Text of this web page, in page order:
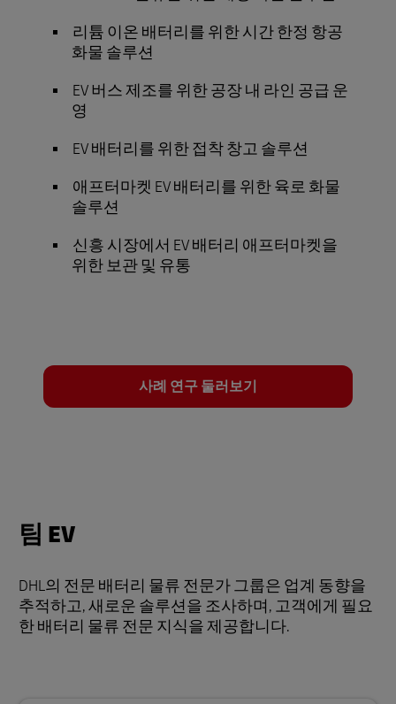
리튬 이온 배터리를 위한 시간 한정 항공
화물 솔루션
EV 버스 제조를 위한 공장 내 라인 공급 운
영
EV 배터리를 위한 접착 창고 솔루션
애프터마켓 EV 배터리를 위한 육로 화물
솔루션
신흥 시장에서 EV 배터리 애프터마켓을
위한 보관 및 유통
사례 연구 둘러보기
팀 EV
DHL의 전문 배터리 물류 전문가 그룹은 업계 동향을
추적하고, 새로운 솔루션을 조사하며, 고객에게 필요
한 배터리 물류 전문 지식을 제공합니다.